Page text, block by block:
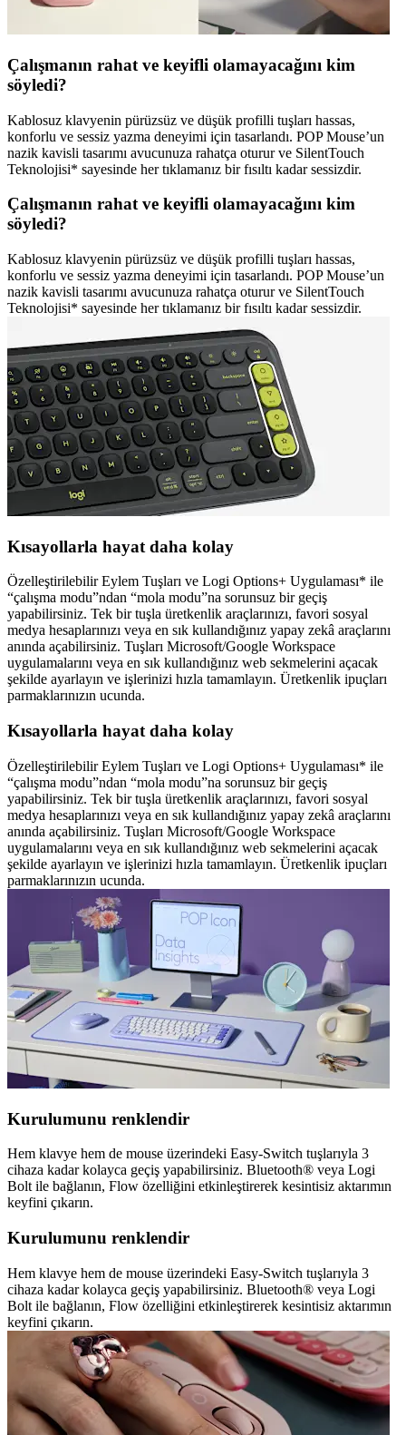
Çalışmanın rahat ve keyifli olamayacağını kim
söyledi?
Kablosuz klavyenin pürüzsüz ve düşük profilli tuşları hassas,
konforlu ve sessiz yazma deneyimi için tasarlandı. POP Mouse’un
nazik kavisli tasarımı avucunuza rahatça oturur ve SilentTouch
Teknolojisi* sayesinde her tıklamanız bir fısıltı kadar sessizdir.
Çalışmanın rahat ve keyifli olamayacağını kim
söyledi?
Kablosuz klavyenin pürüzsüz ve düşük profilli tuşları hassas,
konforlu ve sessiz yazma deneyimi için tasarlandı. POP Mouse’un
nazik kavisli tasarımı avucunuza rahatça oturur ve SilentTouch
Teknolojisi* sayesinde her tıklamanız bir fısıltı kadar sessizdir.
Kısayollarla hayat daha kolay
Özelleştirilebilir Eylem Tuşları ve Logi Options+ Uygulaması* ile
“çalışma modu”ndan “mola modu”na sorunsuz bir geçiş
yapabilirsiniz. Tek bir tuşla üretkenlik araçlarınızı, favori sosyal
medya hesaplarınızı veya en sık kullandığınız yapay zekâ araçlarını
anında açabilirsiniz. Tuşları Microsoft/Google Workspace
uygulamalarını veya en sık kullandığınız web sekmelerini açacak
şekilde ayarlayın ve işlerinizi hızla tamamlayın. Üretkenlik ipuçları
parmaklarınızın ucunda.
Kısayollarla hayat daha kolay
Özelleştirilebilir Eylem Tuşları ve Logi Options+ Uygulaması* ile
“çalışma modu”ndan “mola modu”na sorunsuz bir geçiş
yapabilirsiniz. Tek bir tuşla üretkenlik araçlarınızı, favori sosyal
medya hesaplarınızı veya en sık kullandığınız yapay zekâ araçlarını
anında açabilirsiniz. Tuşları Microsoft/Google Workspace
uygulamalarını veya en sık kullandığınız web sekmelerini açacak
şekilde ayarlayın ve işlerinizi hızla tamamlayın. Üretkenlik ipuçları
parmaklarınızın ucunda.
Kurulumunu renklendir
Hem klavye hem de mouse üzerindeki Easy-Switch tuşlarıyla 3
cihaza kadar kolayca geçiş yapabilirsiniz. Bluetooth® veya Logi
Bolt ile bağlanın, Flow özelliğini etkinleştirerek kesintisiz aktarımın
keyfini çıkarın.
Kurulumunu renklendir
Hem klavye hem de mouse üzerindeki Easy-Switch tuşlarıyla 3
cihaza kadar kolayca geçiş yapabilirsiniz. Bluetooth® veya Logi
Bolt ile bağlanın, Flow özelliğini etkinleştirerek kesintisiz aktarımın
keyfini çıkarın.